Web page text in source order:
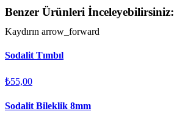
Benzer Ürünleri İnceleyebilirsiniz:
Kaydırın arrow_forward
Sodalit Tımbıl
₺55,00
Sodalit Bileklik 8mm